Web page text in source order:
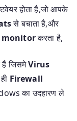
होता है,जो आपके
से बचाता है,और
monitorकरता है,
हैं जिसमेVirus
Firewall
का उदहारण ले